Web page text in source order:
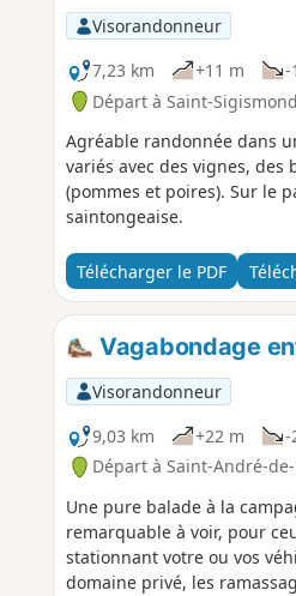
Visorandonneur
7,23 km
+11 m -
Départ à Saint-
Agréable randonnée dans
variés avec des vignes,
(pommes et poires). Sur le
saintongeaise.
Télécharger le PDF
Vagabondage
Visorandonneur
9,03 km
+22 m -
Départ à Saint-André-
Une pure balade à la
remarquable à voir, pour
stationnant votre ou vos
domaine privé, les